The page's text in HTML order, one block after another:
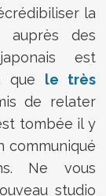
la
auprès des
est
que le très
de relater
tombée il y
communiqué
Ne vous
studio